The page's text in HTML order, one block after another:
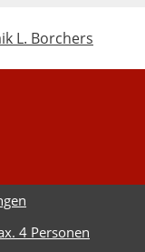
4 Personen